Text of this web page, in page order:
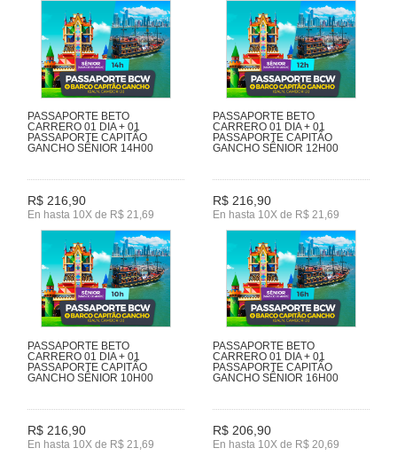
PASSAPORTE BETO
CARRERO 01 DIA + 01
PASSAPORTE CAPITÃO
GANCHO SÊNIOR 14H00
R$ 216,90
En hasta 10X de R$ 21,69
PASSAPORTE BETO
CARRERO 01 DIA + 01
PASSAPORTE CAPITÃO
GANCHO SÊNIOR 12H00
R$ 216,90
En hasta 10X de R$ 21,69
PASSAPORTE BETO
CARRERO 01 DIA + 01
PASSAPORTE CAPITÃO
GANCHO SÊNIOR 10H00
R$ 216,90
En hasta 10X de R$ 21,69
PASSAPORTE BETO
CARRERO 01 DIA + 01
PASSAPORTE CAPITÃO
GANCHO SÊNIOR 16H00
R$ 206,90
En hasta 10X de R$ 20,69